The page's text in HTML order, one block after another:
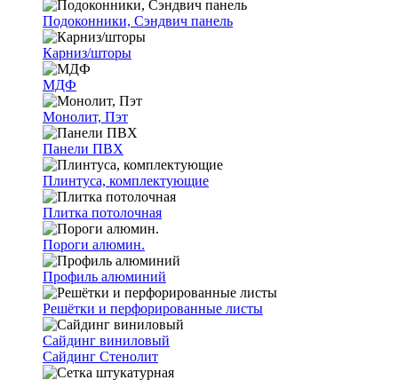
Подоконники, Сэндвич панель
Карниз/шторы
МДФ
Монолит, Пэт
Панели ПВХ
Плинтуса, комплектующие
Плитка потолочная
Пороги алюмин.
Профиль алюминий
Решётки и перфорированные листы
Сайдинг виниловый
Сайдинг Стенолит